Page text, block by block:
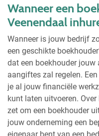
Wanneer een
Veenendaal
Wanneer is jouw bedrijf
een geschikte
dat een boekhouder
aangiftes zal regelen.
je al jouw financiële
kunt laten uitvoeren.
zet om een boekhouder
jouw onderneming een